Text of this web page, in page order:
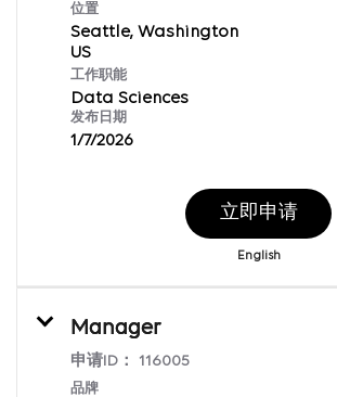
位置
Seattle, Washington
工作职能
Data Sciences
发布日期
1/7/2026
立即申请
English
Manager
申请ID： 116005
品牌